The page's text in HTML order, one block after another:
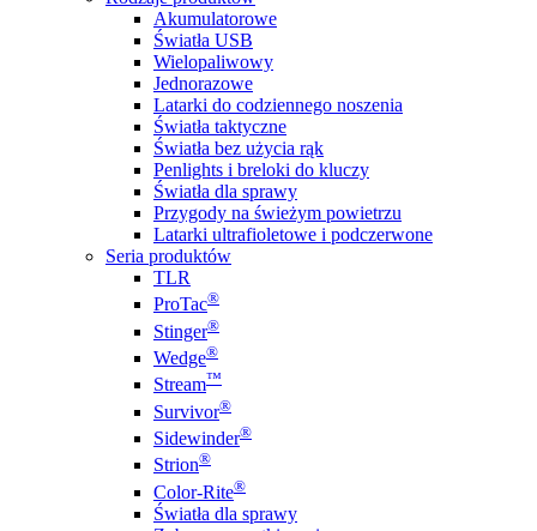
Akumulatorowe
Światła USB
Wielopaliwowy
Jednorazowe
Latarki do codziennego noszenia
Światła taktyczne
Światła bez użycia rąk
Penlights i breloki do kluczy
Światła dla sprawy
Przygody na świeżym powietrzu
Latarki ultrafioletowe i podczerwone
Seria produktów
TLR
ProTac®
Stinger®
Wedge®
Stream™
Survivor®
Sidewinder®
Strion®
Color-Rite®
Światła dla sprawy